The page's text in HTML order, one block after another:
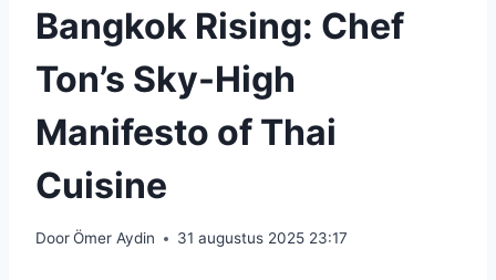
Bangkok Rising: Chef
Ton’s Sky-High
Manifesto of Thai
Cuisine
DoorÖmer Aydin 31 augustus 2025 23:17